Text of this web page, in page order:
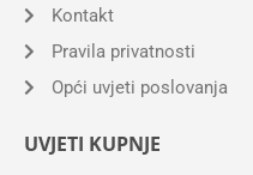
Kontakt
Pravila privatnosti
Opći uvjeti poslovanja
UVJETI KUPNJE